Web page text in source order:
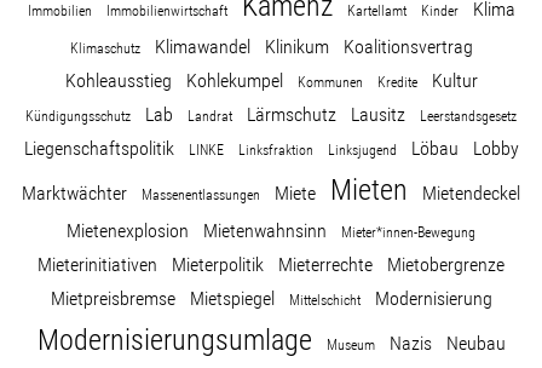
Immobilien Immobilienwirtschaft Kartellamt Kinder Klima
Klimaschutz Klimawandel Klinikum
Koalitionsvertrag
Kohleausstieg
Kohlekumpel Kommunen Kredite Kultur
Kündigungsschutz Lab Landrat Lärmschutz Lausitz Leerstandsgesetz
Liegenschaftspolitik LINKE Linksfraktion Linksjugend Löbau
Lobby
Marktwächter
Massenentlassungen Miete Mieten
Mietendeckel
Mietenexplosion
Mietenwahnsinn Mieter*innen-Bewegung
Mieterinitiativen Mieterpolitik Mieterrechte
Mietobergrenze
Mietpreisbremse
Mietspiegel Mittelschicht Modernisierung
Modernisierungsumlage Museum Nazis Neubau